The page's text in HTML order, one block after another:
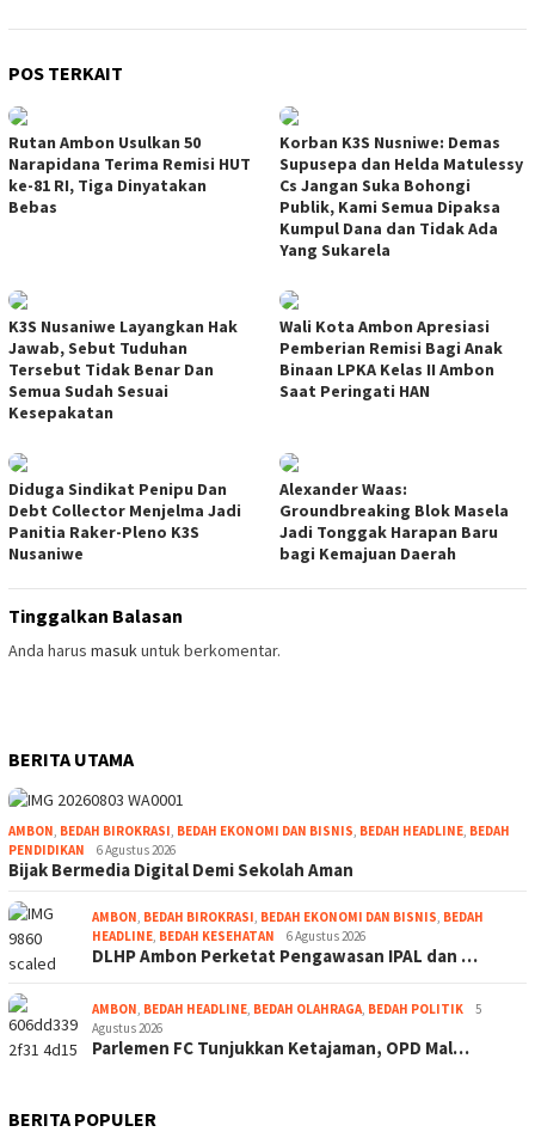
POS TERKAIT
Rutan Ambon Usulkan 50
Narapidana Terima Remisi HUT
ke-81 RI, Tiga Dinyatakan
Bebas
Korban K3S Nusniwe: Demas
Supusepa dan Helda Matulessy
Cs Jangan Suka Bohongi
Publik, Kami Semua Dipaksa
Kumpul Dana dan Tidak Ada
Yang Sukarela
K3S Nusaniwe Layangkan Hak
Jawab, Sebut Tuduhan
Tersebut Tidak Benar Dan
Semua Sudah Sesuai
Kesepakatan
Wali Kota Ambon Apresiasi
Pemberian Remisi Bagi Anak
Binaan LPKA Kelas II Ambon
Saat Peringati HAN
Diduga Sindikat Penipu Dan
Debt Collector Menjelma Jadi
Panitia Raker-Pleno K3S
Nusaniwe
Alexander Waas:
Groundbreaking Blok Masela
Jadi Tonggak Harapan Baru
bagi Kemajuan Daerah
Tinggalkan Balasan
Anda harus masukuntuk berkomentar.
BERITA UTAMA
AMBON, BEDAH BIROKRASI, BEDAH EKONOMI DAN BISNIS, BEDAH HEADLINE, BEDAH
PENDIDIKAN
6 Agustus 2026
Bijak Bermedia Digital Demi Sekolah Aman
AMBON, BEDAH BIROKRASI, BEDAH EKONOMI DAN BISNIS, BEDAH
HEADLINE, BEDAH KESEHATAN 6 Agustus 2026
DLHP Ambon Perketat Pengawasan IPAL dan …
AMBON, BEDAH HEADLINE, BEDAH OLAHRAGA, BEDAH POLITIK
5
Agustus 2026
Parlemen FC Tunjukkan Ketajaman, OPD Mal…
BERITA POPULER